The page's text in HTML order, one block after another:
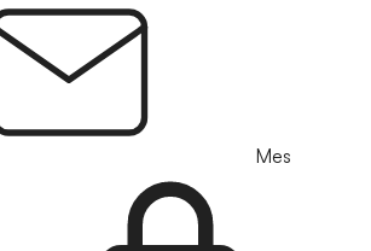
Mes